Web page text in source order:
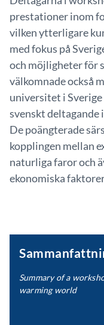
prestationer inom
vilken ytterligare
med fokus på
och möjligheter för
välkomnade också
universitet i
svenskt
De poängterade
kopplingen mellan
naturliga faror och
ekonomiska
Summary of a
warming world